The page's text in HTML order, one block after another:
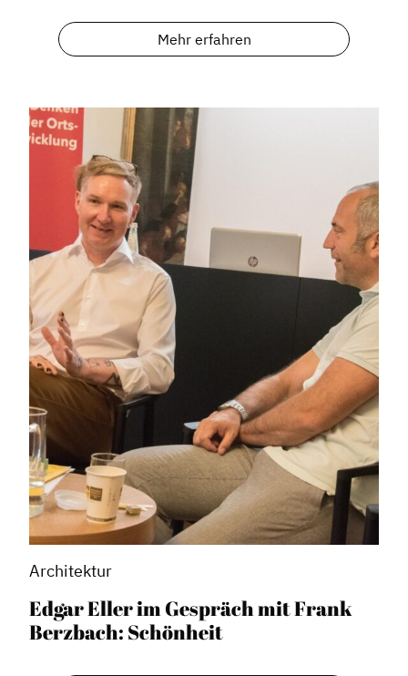
Mehr erfahren
Architektur
Edgar Eller im Gespräch mit Frank
Berzbach: Schönheit